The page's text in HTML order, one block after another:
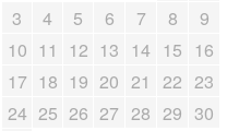
3
4 5 6 7 8
9
10 11 12 13 14 15 16
17 18 19 20 21 22 23
24 25 26 27 28 29 30